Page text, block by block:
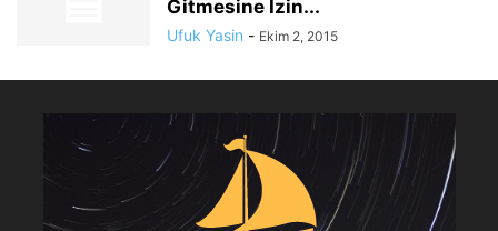
Gitmesine İzin...
Ufuk Yasin - Ekim 2, 2015